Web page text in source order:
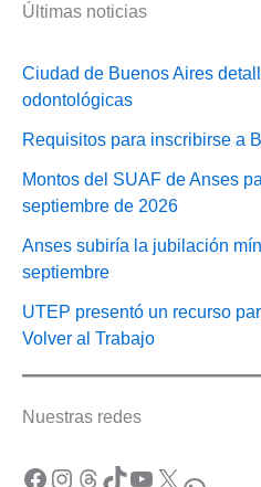
Últimas noticias
Ciudad de Buenos Aires
odontológicas
Requisitos para inscribirse a
Montos del SUAF de Anses
septiembre de 2026
Anses subiría la jubilación
septiembre
UTEP presentó un recurso
Volver al Trabajo
Nuestras redes
Facebook Instagram Threads TikTok YouTube X